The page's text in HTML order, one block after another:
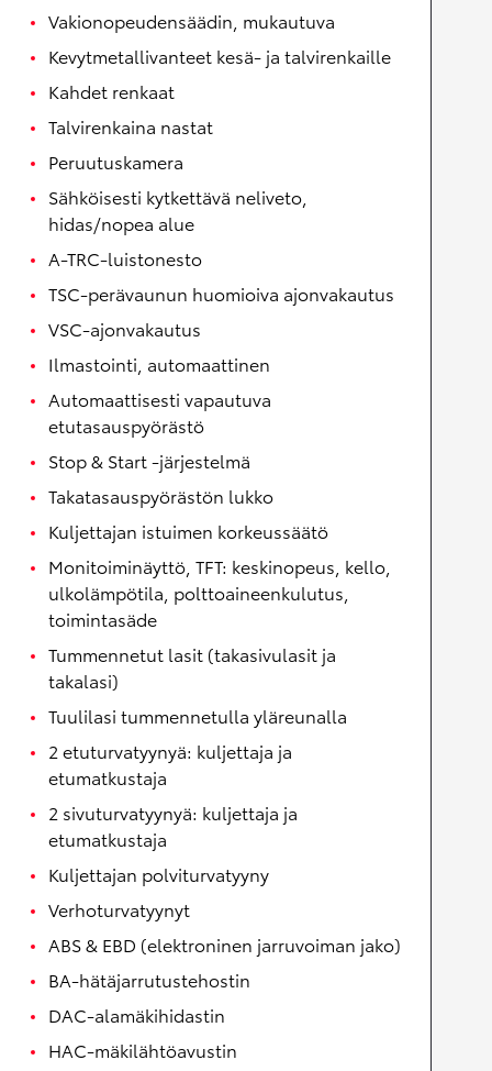
Vakionopeudensäädin, mukautuva
Kevytmetallivanteet kesä- ja talvirenkaille
Kahdet renkaat
Talvirenkaina nastat
Peruutuskamera
Sähköisesti kytkettävä neliveto,
hidas/nopea alue
A-TRC-luistonesto
TSC-perävaunun huomioiva ajonvakautus
VSC-ajonvakautus
Ilmastointi, automaattinen
Automaattisesti vapautuva
etutasauspyörästö
Stop & Start -järjestelmä
Takatasauspyörästön lukko
Kuljettajan istuimen korkeussäätö
Monitoiminäyttö, TFT: keskinopeus, kello,
ulkolämpötila, polttoaineenkulutus,
toimintasäde
Tummennetut lasit (takasivulasit ja
takalasi)
Tuulilasi tummennetulla yläreunalla
2 etuturvatyynyä: kuljettaja ja
etumatkustaja
2 sivuturvatyynyä: kuljettaja ja
etumatkustaja
Kuljettajan polviturvatyyny
Verhoturvatyynyt
ABS & EBD (elektroninen jarruvoiman jako)
BA-hätäjarrutustehostin
DAC-alamäkihidastin
HAC-mäkilähtöavustin